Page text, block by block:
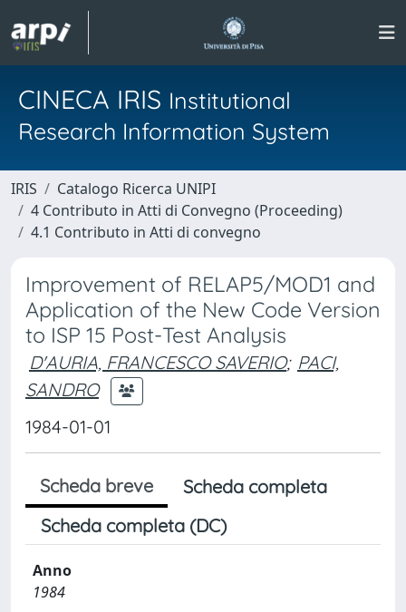
CINECA IRIS Institutional
Research Information System
IRIS
Catalogo Ricerca UNIPI
4 Contributo in Atti di Convegno (Proceeding)
4.1 Contributo in Atti di convegno
Improvement of RELAP5/MOD1 and
Application of the New Code Version
to ISP 15 Post-Test Analysis
D'AURIA, FRANCESCO SAVERIO; PACI,
SANDRO
1984-01-01
Scheda breve
Scheda completa
Scheda completa (DC)
Anno
1984